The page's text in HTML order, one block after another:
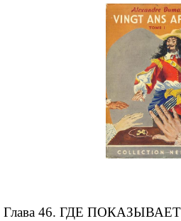
Глава 46. ГДЕ